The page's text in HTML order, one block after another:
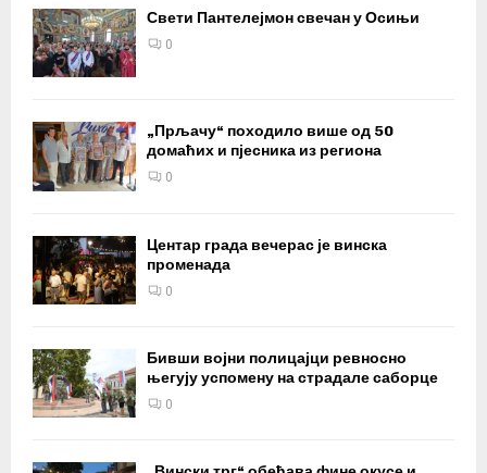
Свети Пантелејмон свечан у Осињи
0
„Прљачу“ походило више од 50
домаћих и пјесника из региона
0
Центар града вечерас је винска
променада
0
Бивши војни полицајци ревносно
његују успомену на страдале саборце
0